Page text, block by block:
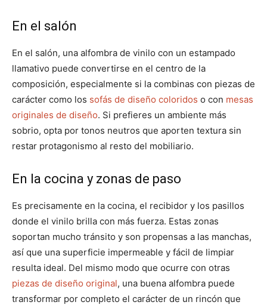
En el salón
En el salón, una alfombra de vinilo con un estampado
llamativo puede convertirse en el centro de la
composición, especialmente si la combinas con piezas de
carácter como los sofás de diseño coloridos o con mesas
originales de diseño. Si prefieres un ambiente más
sobrio, opta por tonos neutros que aporten textura sin
restar protagonismo al resto del mobiliario.
En la cocina y zonas de paso
Es precisamente en la cocina, el recibidor y los pasillos
donde el vinilo brilla con más fuerza. Estas zonas
soportan mucho tránsito y son propensas a las manchas,
así que una superficie impermeable y fácil de limpiar
resulta ideal. Del mismo modo que ocurre con otras
piezas de diseño original, una buena alfombra puede
transformar por completo el carácter de un rincón que